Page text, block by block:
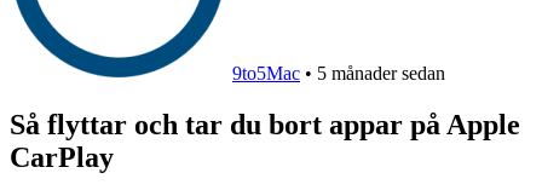
9to5Mac • 5 månader sedan
Så flyttar och tar du bort appar på Apple
CarPlay